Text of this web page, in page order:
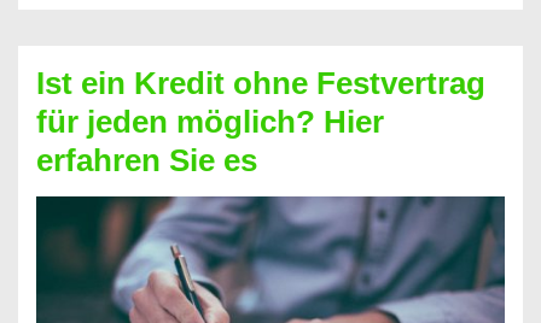
Prepaid
ist
nicht
nur
für
Handy
Ist ein Kredit ohne Festvertrag
für jeden möglich? Hier
erfahren Sie es